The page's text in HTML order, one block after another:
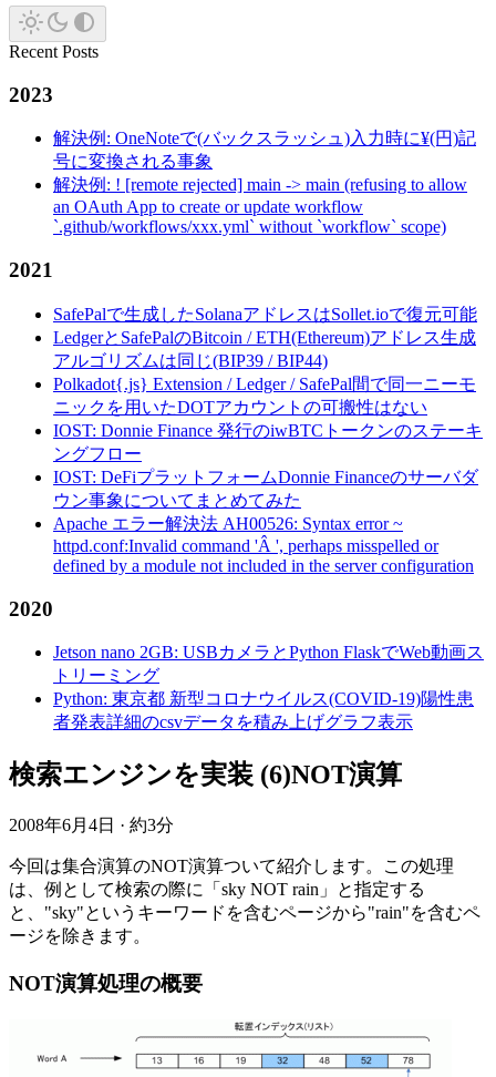
Recent Posts
2023
解決例: OneNoteで(バックスラッシュ)入力時に¥(円)記
号に変換される事象
解決例: ! [remote rejected] main -> main (refusing to allow
an OAuth App to create or update workflow
`.github/workflows/xxx.yml` without `workflow` scope)
2021
SafePalで生成したSolanaアドレスはSollet.ioで復元可能
LedgerとSafePalのBitcoin / ETH(Ethereum)アドレス生成
アルゴリズムは同じ(BIP39 / BIP44)
Polkadot{.js} Extension / Ledger / SafePal間で同一ニーモ
ニックを用いたDOTアカウントの可搬性はない
IOST: Donnie Finance 発行のiwBTCトークンのステーキ
ングフロー
IOST: DeFiプラットフォームDonnie Financeのサーバダ
ウン事象についてまとめてみた
Apache エラー解決法 AH00526: Syntax error ~
httpd.conf:Invalid command 'Â ', perhaps misspelled or
defined by a module not included in the server configuration
2020
Jetson nano 2GB: USBカメラとPython FlaskでWeb動画ス
トリーミング
Python: 東京都 新型コロナウイルス(COVID-19)陽性患
者発表詳細のcsvデータを積み上げグラフ表示
検索エンジンを実装 (6)NOT演算
2008年6月4日 · 約3分
今回は集合演算のNOT演算ついて紹介します。この処理
は、例として検索の際に「sky NOT rain」と指定する
と、"sky"というキーワードを含むページから"rain"を含むペ
ージを除きます。
NOT演算処理の概要